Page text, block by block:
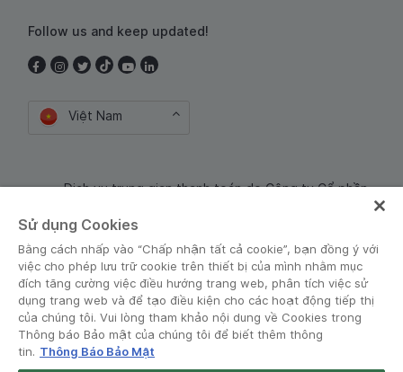
Follow us and keep updated!
Việt Nam
Dịch vụ trung gian thanh toán do Công ty Cổ phần
Sử dụng Cookies
Bằng cách nhấp vào “Chấp nhận tất cả cookie”, bạn đồng ý với
việc cho phép lưu trữ cookie trên thiết bị của mình nhằm mục
đích tăng cường việc điều hướng trang web, phân tích việc sử
dụng trang web và để tạo điều kiện cho các hoạt động tiếp thị
của chúng tôi. Vui lòng tham khảo nội dung về Cookies trong
Thông báo Bảo mật của chúng tôi để biết thêm thông
tin. Thông Báo Bảo Mật